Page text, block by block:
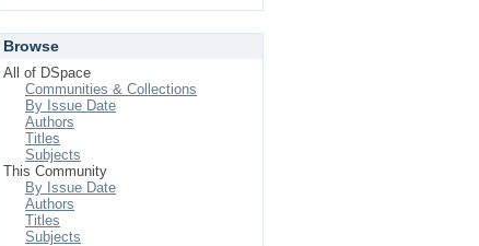
Browse
All of DSpace
Communities & Collections
By Issue Date
Authors
Titles
Subjects
This Community
By Issue Date
Authors
Titles
Subjects